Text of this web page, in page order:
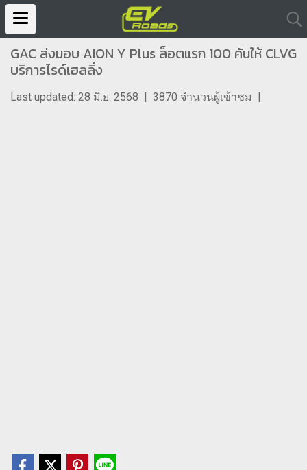
GAC ส่งมอบ AION Y Plus ล็อตแรก 100 คันให้ CLVG
บริการไรด์เฮลลิ่ง
Last updated: 28 มิ.ย. 2568 | 3870 จำนวนผู้เข้าชม |